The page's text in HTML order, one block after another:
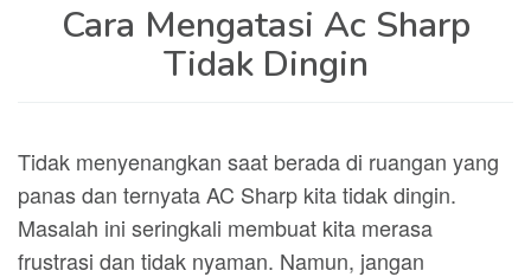
Cara Mengatasi Ac Sharp
Tidak Dingin
Tidak menyenangkan saat berada di ruangan yang
panas dan ternyata AC Sharp kita tidak dingin.
Masalah ini seringkali membuat kita merasa
frustrasi dan tidak nyaman. Namun, jangan